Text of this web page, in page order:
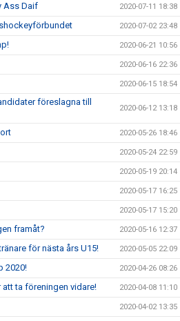
Ass Daif 2020-07-11 18:38
2020-07-02 23:48
2020-06-21 10:56
2020-06-16 22:36
2020-06-15 18:54
föreslagna till
2020-06-12 13:18
2020-05-26 18:46
2020-05-24 22:59
2020-05-19 20:14
2020-05-17 16:25
2020-05-17 15:20
framåt? 2020-05-16 12:37
för nästa års U15! 2020-05-05 22:09
2020! 2020-04-26 08:26
ta föreningen vidare! 2020-04-08 11:10
2020-04-02 13:35